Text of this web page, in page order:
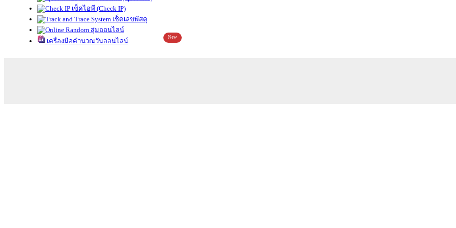
เช็คไอพี (Check IP)
เช็คเลขพัสดุ
สุ่มออนไลน์
เครื่องมือคำนวณวันออนไลน์
New